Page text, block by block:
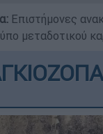
Επιστήμονες
μεταδοτικού